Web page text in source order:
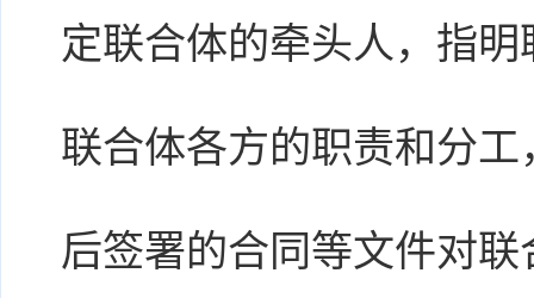
定联合体的牵头人，指
联合体各方的职责和分
后签署的合同等文件对